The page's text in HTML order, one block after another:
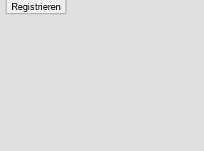
Registrieren